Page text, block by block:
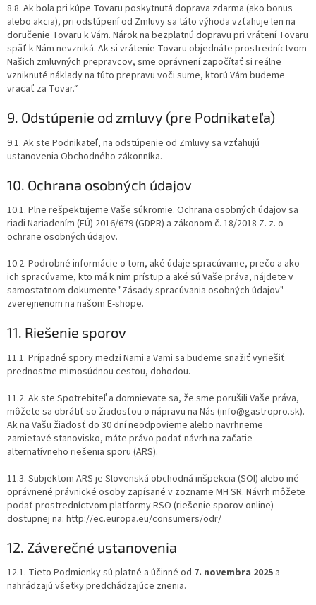
8.8. Ak bola pri kúpe Tovaru poskytnutá doprava zdarma (ako bonus
alebo akcia), pri odstúpení od Zmluvy sa táto výhoda vzťahuje len na
doručenie Tovaru k Vám. Nárok na bezplatnú dopravu pri vrátení Tovaru
späť k Nám nevzniká. Ak si vrátenie Tovaru objednáte prostredníctvom
Našich zmluvných prepravcov, sme oprávnení započítať si reálne
vzniknuté náklady na túto prepravu voči sume, ktorú Vám budeme
vracať za Tovar.“
9. Odstúpenie od zmluvy (pre Podnikateľa)
9.1. Ak ste Podnikateľ, na odstúpenie od Zmluvy sa vzťahujú
ustanovenia Obchodného zákonníka.
10. Ochrana osobných údajov
10.1. Plne rešpektujeme Vaše súkromie. Ochrana osobných údajov sa
riadi Nariadením (EÚ) 2016/679 (GDPR) a zákonom č. 18/2018 Z. z. o
ochrane osobných údajov.
10.2. Podrobné informácie o tom, aké údaje spracúvame, prečo a ako
ich spracúvame, kto má k nim prístup a aké sú Vaše práva, nájdete v
samostatnom dokumente "Zásady spracúvania osobných údajov"
zverejnenom na našom E-shope.
11. Riešenie sporov
11.1. Prípadné spory medzi Nami a Vami sa budeme snažiť vyriešiť
prednostne mimosúdnou cestou, dohodou.
11.2. Ak ste Spotrebiteľ a domnievate sa, že sme porušili Vaše práva,
môžete sa obrátiť so žiadosťou o nápravu na Nás (info@gastropro.sk).
Ak na Vašu žiadosť do 30 dní neodpovieme alebo navrhneme
zamietavé stanovisko, máte právo podať návrh na začatie
alternatívneho riešenia sporu (ARS).
11.3. Subjektom ARS je Slovenská obchodná inšpekcia (SOI) alebo iné
oprávnené právnické osoby zapísané v zozname MH SR. Návrh môžete
podať prostredníctvom platformy RSO (riešenie sporov online)
dostupnej na: http://ec.europa.eu/consumers/odr/
12. Záverečné ustanovenia
12.1. Tieto Podmienky sú platné a účinné od 7. novembra 2025 a
nahrádzajú všetky predchádzajúce znenia.